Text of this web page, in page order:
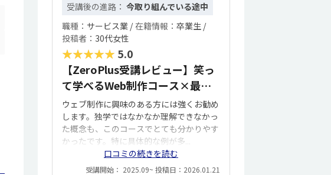
受講後の進路： 今取り組んでいる途中
職種： サービス業 / 在籍情報： 卒業生 /
投稿者： 30代女性
★★★★★ 5.0
【ZeroPlus受講レビュー】笑っ
て学べるWeb制作コース×最高
のコミュニティ
ウェブ制作に興味のある方には強くお勧め
します。独学ではなかなか理解できなかっ
た概念も、このコースでとても分かりやす
かったです。特に具体的な例が多...
口コミの続きを読む
受講開始： 2025.09~ 投稿日：2026.01.21